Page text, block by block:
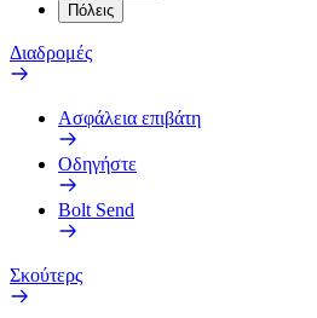
Πόλεις
Διαδρομές
Ασφάλεια επιβάτη
Οδηγήστε
Bolt Send
Σκούτερς